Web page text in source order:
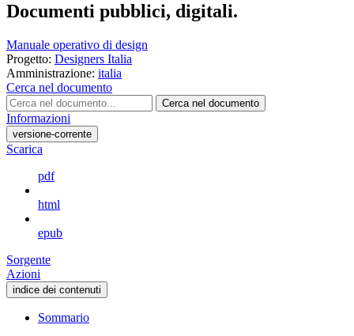
Documenti pubblici, digitali.
Manuale operativo di design
Progetto: Designers Italia
Amministrazione: italia
Cerca nel documento
Cerca nel documento
Informazioni
versione-corrente
Scarica
pdf
html
epub
Sorgente
Azioni
indice dei contenuti
Sommario